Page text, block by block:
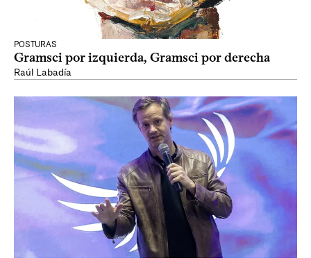
POSTURAS
Gramsci por izquierda, Gramsci por derecha
Raúl Labadía